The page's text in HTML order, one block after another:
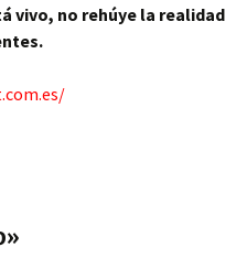
vivo, no rehúye la realidad